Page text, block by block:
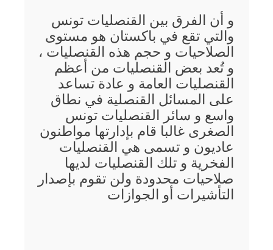
و أن الفرق بين القنصليات تونس
والتي تقع في باكستان هو مستوى
الصلاحيات و حجم هذه القنصليات ،
و تُعد بعض القنصليات من أعظم
القنصليات العامة و عادة تساعد
على المسائل القنصلية في نطاق
واسع و سائر القنصليات تونس
الصغرى غالبا قام بإدارتها مواطنون
عاديون و تسمى هي القنصليات
الفخرية و تلك القنصليات لديها
صلاحيات محدودة ولن تقوم بإصدار
التأشيرات أو الجوازات